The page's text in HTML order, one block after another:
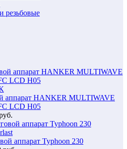
резьбовые
аппарат HANKER MULTIWAVE
LCD H05
аппарат Typhoon 230